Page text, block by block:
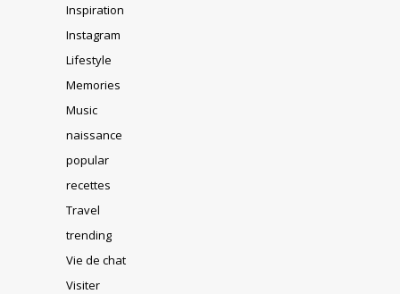
Inspiration
Instagram
Lifestyle
Memories
Music
naissance
popular
recettes
Travel
trending
Vie de chat
Visiter